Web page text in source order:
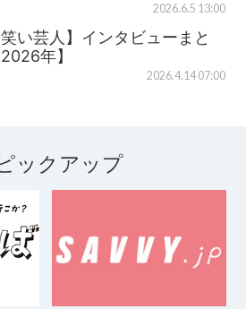
2026.6.5 13:00
笑い芸人】インタビューまと
年】
2026.4.14 07:00
ックアップ